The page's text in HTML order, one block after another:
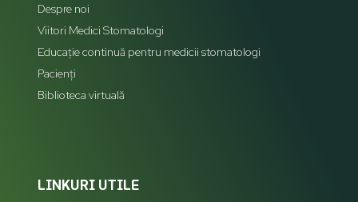
Despre noi
Viitori Medici Stomatologi
Educație continuă pentru medicii stomatologi
Pacienți
Biblioteca virtuală
LINKURI UTILE